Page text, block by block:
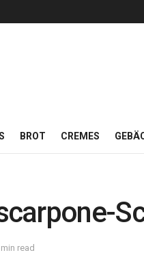
BROT CREMES
read